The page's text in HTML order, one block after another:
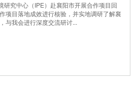
究中心（IPE）赴襄阳市开展合作项目回
项目落地成效进行核验，并实地调研了解襄
与我会进行深度交流研讨...